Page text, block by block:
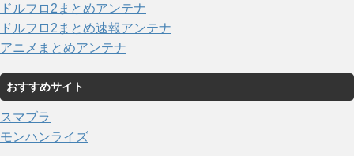
ドルフロ2まとめアンテナ
ドルフロ2まとめ速報アンテナ
アニメまとめアンテナ
おすすめサイト
スマブラ
モンハンライズ